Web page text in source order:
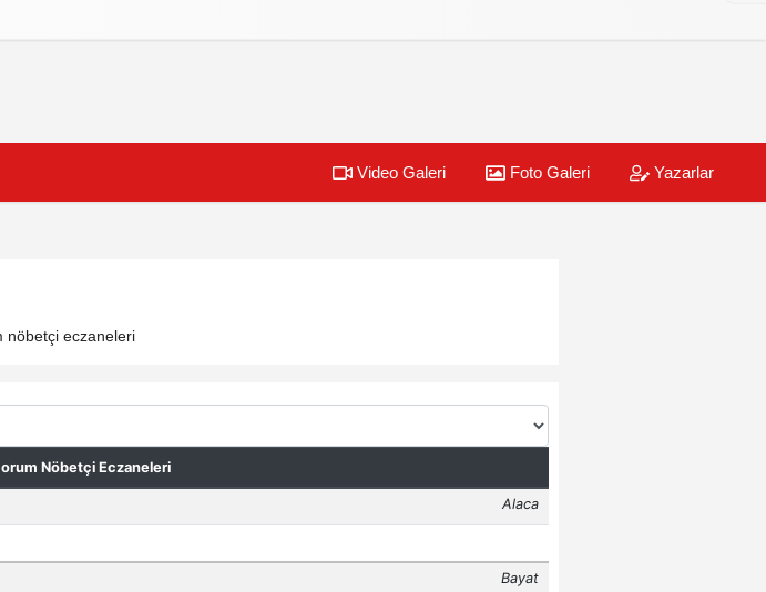
Video Galeri Foto Galeri Yazarlar
nöbetçi eczaneleri